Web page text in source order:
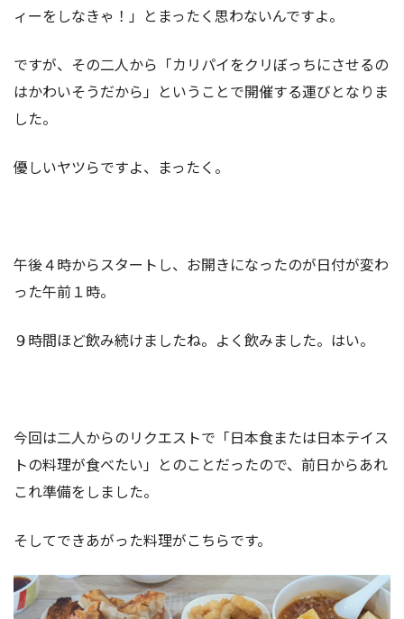
ィーをしなきゃ！」とまったく思わないんですよ。
ですが、その二人から「カリパイをクリぼっちにさせるの
はかわいそうだから」ということで開催する運びとなりま
した。
優しいヤツらですよ、まったく。
午後４時からスタートし、お開きになったのが日付が変わ
った午前１時。
９時間ほど飲み続けましたね。よく飲みました。はい。
今回は二人からのリクエストで「日本食または日本テイス
トの料理が食べたい」とのことだったので、前日からあれ
これ準備をしました。
そしてできあがった料理がこちらです。